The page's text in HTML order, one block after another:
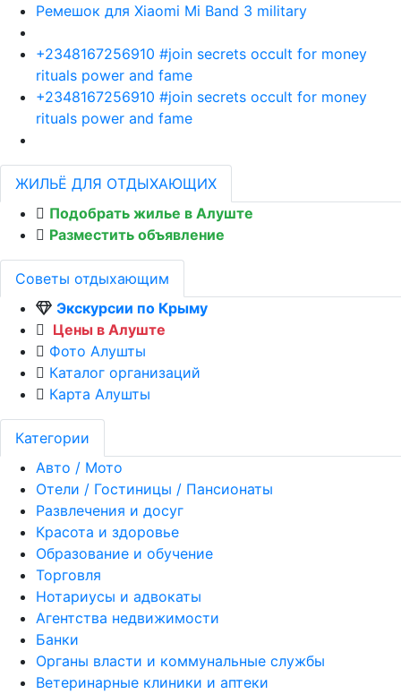
Ремешок для Xiaomi Mi Band 3 military
+2348167256910 #join secrets occult for money
rituals power and fame
+2348167256910 #join secrets occult for money
rituals power and fame
ЖИЛЬЁ ДЛЯ ОТДЫХАЮЩИХ
Подобрать жилье в Алуште
Разместить объявление
Советы отдыхающим
Экскурсии по Крыму
Цены в Алуште
Фото Алушты
Каталог организаций
Карта Алушты
Категории
Авто / Мото
Отели / Гостиницы / Пансионаты
Развлечения и досуг
Красота и здоровье
Образование и обучение
Торговля
Нотариусы и адвокаты
Агентства недвижимости
Банки
Органы власти и коммунальные службы
Ветеринарные клиники и аптеки